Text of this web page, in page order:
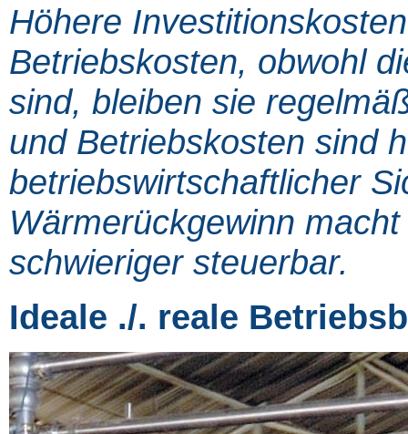
Höhere
Betriebskosten, obwohl
sind, bleiben sie
und Betriebskosten sind
betriebswirtschaftlicher
Wärmerückgewinn
schwieriger steuerbar.
Ideale ./. reale